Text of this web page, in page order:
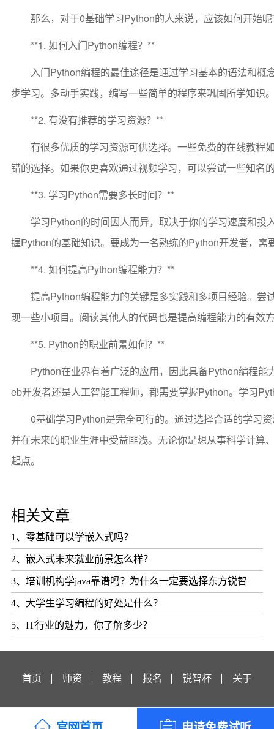
那么，对于0基础学习Python的人来说，应该如何开始
**1. 如何入门Python编程？**
入门Python编程的最佳途径是通过学习基本的语法和
步学习。多动手实践，编写一些简单的程序来巩固所学知识
**2. 有没有推荐的学习资源？**
有很多优质的学习资源可供选择。一些免费的在线教
错的选择。如果你更喜欢通过视频学习，可以尝试一些知名
**3. 学习Python需要多长时间？**
学习Python的时间因人而异，取决于你的学习速度和
握Python的基础知识。要成为一名熟练的Python开发者，需
**4. 如何提高Python编程能力？**
提高Python编程能力的关键是多实践和多项目经验。
现一些小项目。阅读其他人的代码也是提高编程能力的有效
**5. Python的职业前景如何？**
Python在业界有着广泛的应用，因此具备Python编程
eb开发者还是人工智能工程师，都需要掌握Python。学习
0基础学习Python是完全可行的。通过选择合适的学习
并在未来的职业生涯中受益匪浅。无论你是想从事科学计算
起点。
相关文章
1、零基础可以学嵌入式吗？
2、嵌入式未来就业前景怎么样？
3、培训机构学java靠谱吗？为什么一定要选择东方锐智
4、大学生学习编程的好处是什么？
5、IT行业的魅力，你了解多少？
首页 师资 教程 报名 锐智杯 关于